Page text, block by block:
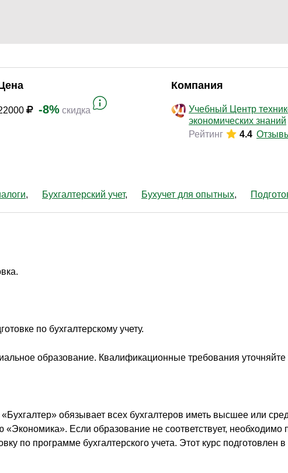
ВЭД / таможня (13)
Тренинги для тренеров
-8% скидка
Компания
Учебный Центр
экономических знаний
Рейтинг
4.4
Бухгалтерский учет Бухучет для опытных
по бухгалтерскому учету.
образование. Квалификационные требования
обязывает всех бухгалтеров иметь высшее или
Если образование не соответствует, необходимо
по программе бухгалтерского учета. Этот курс подготовлен в